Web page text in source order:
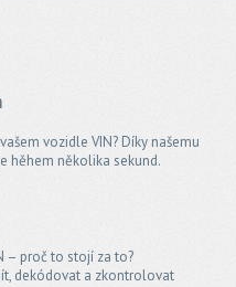
vozidle VIN? Díky našemu
hěhem několika sekund.
– proč to stojí za to?
dekódovat a zkontrolovat